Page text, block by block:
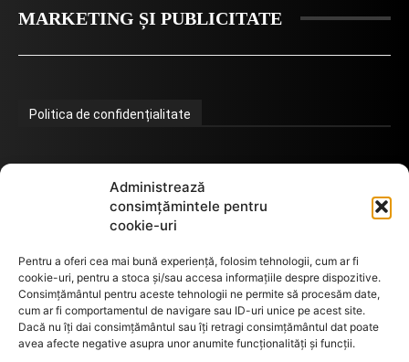
Administrează
consimțămintele pentru
cookie-uri
Pentru a oferi cea mai bună experiență, folosim tehnologii, cum ar fi
cookie-uri, pentru a stoca și/sau accesa informațiile despre dispozitive.
Consimțământul pentru aceste tehnologii ne permite să procesăm date,
cum ar fi comportamentul de navigare sau ID-uri unice pe acest site.
Dacă nu îți dai consimțământul sau îți retragi consimțământul dat poate
avea afecte negative asupra unor anumite funcționalități și funcții.
MARKETING ȘI PUBLICITATE
Politica de confidențialitate
Termeni de utilizare
GDPR